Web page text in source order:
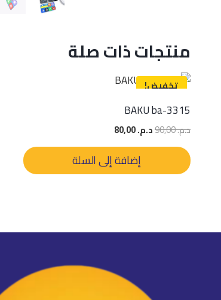
منتجات ذات صلة
تخفيض!
BAKU ba-3315
د.م.90,00
السعر
الأصلي
د.م. 90,00.
د.م.
الحالي
هو:
د.م. 80,00.
إضافة إلى السلة